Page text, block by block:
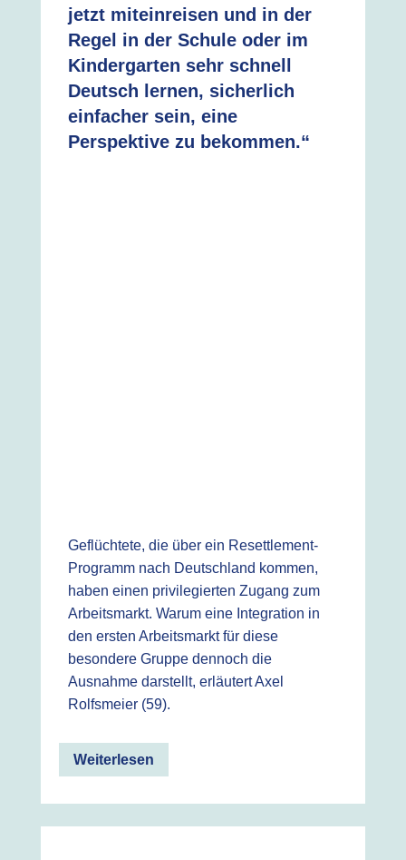
jetzt miteinreisen und in der
Regel in der Schule oder im
Kindergarten sehr schnell
Deutsch lernen, sicherlich
einfacher sein, eine
Perspektive zu bekommen.“
Geflüchtete, die über ein Resettlement-
Programm nach Deutschland kommen,
haben einen privilegierten Zugang zum
Arbeitsmarkt. Warum eine Integration in
den ersten Arbeitsmarkt für diese
besondere Gruppe dennoch die
Ausnahme darstellt, erläutert Axel
Rolfsmeier (59).
Weiterlesen